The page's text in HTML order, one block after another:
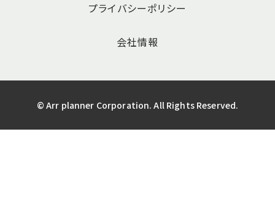
プライバシーポリシー
会社情報
© Arr planner Corporation. All Rights Reserved.